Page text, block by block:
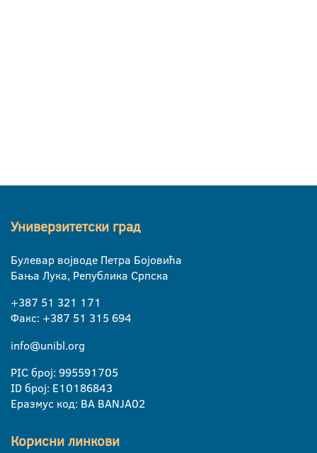
Универзитетски град
Булевар војводе Петра Бојовића
Бања Лука, Република Српска
+387 51 321 171
Факс: +387 51 315 694
info@unibl.org
PIC број: 995591705
ID број: E10186843
Еразмус код: BA BANJA02
Корисни линкови